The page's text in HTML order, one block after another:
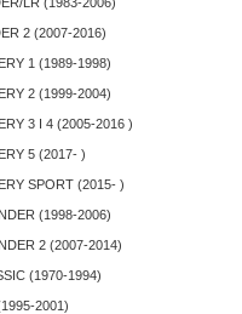
2 (2007-2016)
1 (1989-1998)
2 (1999-2004)
3 I 4 (2005-2016 )
5 (2017- )
SPORT (2015- )
(1998-2006)
2 (2007-2014)
(1970-1994)
2001)